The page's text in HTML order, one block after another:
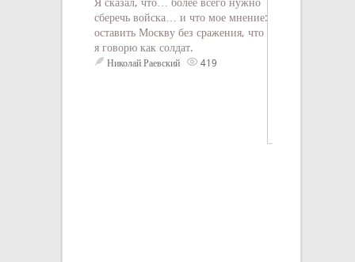
сберечь войска… и что мое мнение:
оставить Москву без сражения, что
я говорю как солдат.
Николай Раевский 419